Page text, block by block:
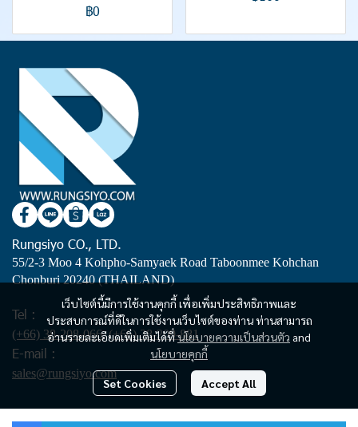
฿0
เว็บไซต์นี้มีการใช้งานคุกกี้ เพื่อเพิ่มประสิทธิภาพและ
ประสบการณ์ที่ดีในการใช้งานเว็บไซต์ของท่าน ท่านสามารถ
อ่านรายละเอียดเพิ่มเติมได้ที่นโยบายความเป็นส่วนตัว and
นโยบายคุกกี้
Set Cookies Accept All
Rungsiyo CO., LTD.
55/2-3 Moo 4 Kohpho-Samyaek Road Taboonmee Kohchan
Chonburi 20240 (THAILAND)
Tel :
(+66) 38-208-066,(+66) 38-209-881
E-mail :
sales@rungsiyo.com